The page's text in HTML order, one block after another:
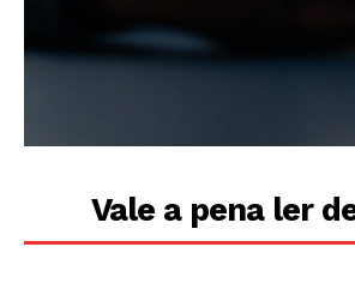
Vale a pena ler